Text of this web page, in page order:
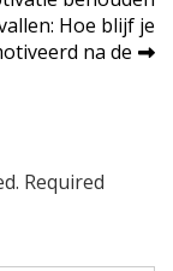
Hoe blijf je
na de
Required